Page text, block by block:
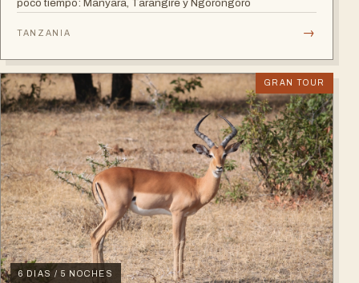
poco tiempo: Manyara, Tarangire y Ngorongoro
TANZANIA →
GRAN TOUR
6 DIAS / 5 NOCHES